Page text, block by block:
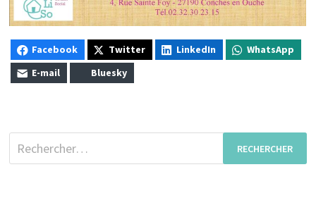
Facebook Twitter LinkedIn
WhatsApp
E-mail
Bluesky
Rechercher :